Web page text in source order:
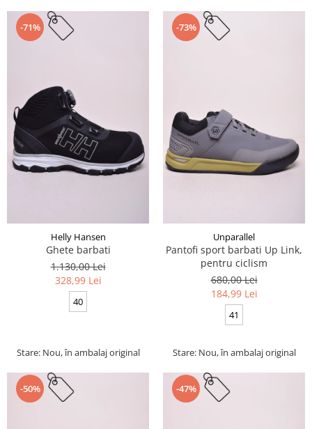
-71%
Helly Hansen
Ghete barbati
1.130,00 Lei
328,99 Lei
40
Stare: Nou, în ambalaj original
-73%
Unparallel
Pantofi sport barbati Up Link,
pentru ciclism
680,00 Lei
184,99 Lei
41
Stare: Nou, în ambalaj original
-50% -47%